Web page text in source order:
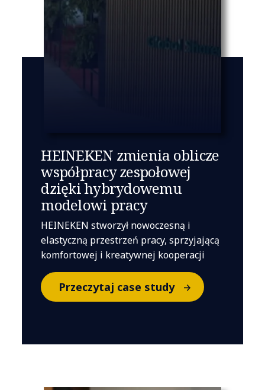
HEINEKEN zmienia oblicze
współpracy zespołowej
dzięki hybrydowemu
modelowi pracy
HEINEKEN stworzył nowoczesną i
elastyczną przestrzeń pracy, sprzyjającą
komfortowej i kreatywnej kooperacji
Przeczytaj case study